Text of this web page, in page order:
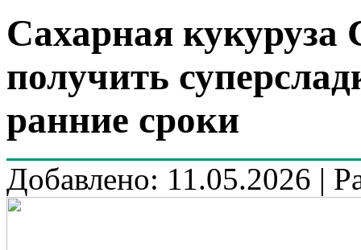
Сахарная кукуруза
получить
ранние сроки
Добавлено: 11.05.2026 |